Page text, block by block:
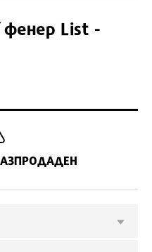
List -